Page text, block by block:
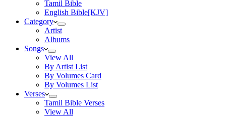
Tamil Bible
English Bible[KJV]
Category
Artist
Albums
Songs
View All
By Artist List
By Volumes Card
By Volumes List
Verses
Tamil Bible Verses
View All